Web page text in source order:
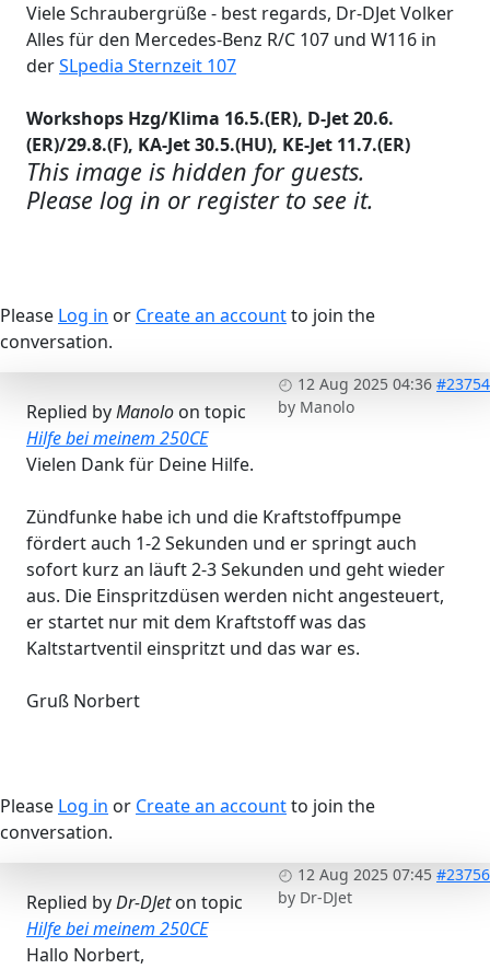
Viele Schraubergrüße - best regards, Dr-DJet Volker
Alles für den Mercedes-Benz R/C 107 und W116 in
derSLpedia Sternzeit 107
Workshops Hzg/Klima 16.5.(ER), D-Jet 20.6.
(ER)/29.8.(F), KA-Jet 30.5.(HU), KE-Jet 11.7.(ER)
This image is hidden for guests.
Please log in or register to see it.
Please Log in or Create an accountto join the
conversation.
12 Aug 2025 04:36 #23754
by Manolo
Replied byManoloon topic
Hilfe bei meinem 250CE
Vielen Dank für Deine Hilfe.
Zündfunke habe ich und die Kraftstoffpumpe
fördert auch 1-2 Sekunden und er springt auch
sofort kurz an läuft 2-3 Sekunden und geht wieder
aus. Die Einspritzdüsen werden nicht angesteuert,
er startet nur mit dem Kraftstoff was das
Kaltstartventil einspritzt und das war es.
Gruß Norbert
Please Log in or Create an accountto join the
conversation.
12 Aug 2025 07:45 #23756
by Dr-DJet
Replied byDr-DJeton topic
Hilfe bei meinem 250CE
Hallo Norbert,